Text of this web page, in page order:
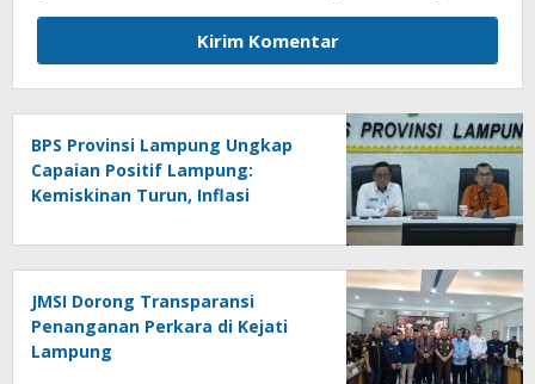
BPS Provinsi Lampung Ungkap
Capaian Positif Lampung:
Kemiskinan Turun, Inflasi
Tumbuh
JMSI Dorong Transparansi
Penanganan Perkara di Kejati
Lampung